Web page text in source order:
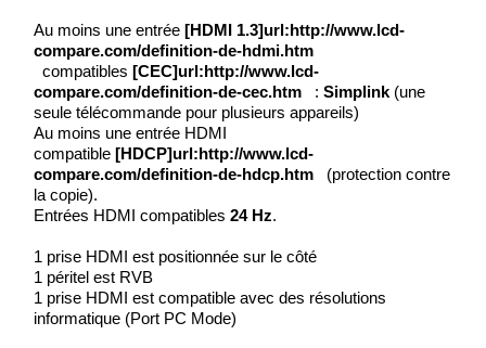
Au moins une entrée [HDMI 1.3]url:http://www.lcd-
compare.com/definition-de-hdmi.htm
compatibles [CEC]url:http://www.lcd-
compare.com/definition-de-cec.htm
: Simplink (une
seule télécommande pour plusieurs appareils)
Au moins une entrée HDMI
compatible [HDCP]url:http://www.lcd-
compare.com/definition-de-hdcp.htm
(protection contre
la copie).
Entrées HDMI compatibles 24 Hz.
1 prise HDMI est positionnée sur le côté
1 péritel est RVB
1 prise HDMI est compatible avec des résolutions
informatique (Port PC Mode)